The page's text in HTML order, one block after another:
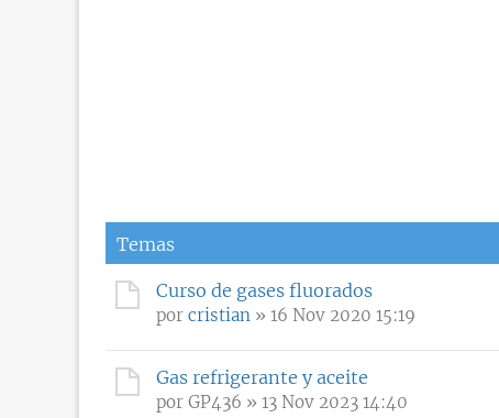
Temas
Curso de gases fluorados
por cristian » 16 Nov 2020 15:19
Gas refrigerante y aceite
por GP436 » 13 Nov 2023 14:40